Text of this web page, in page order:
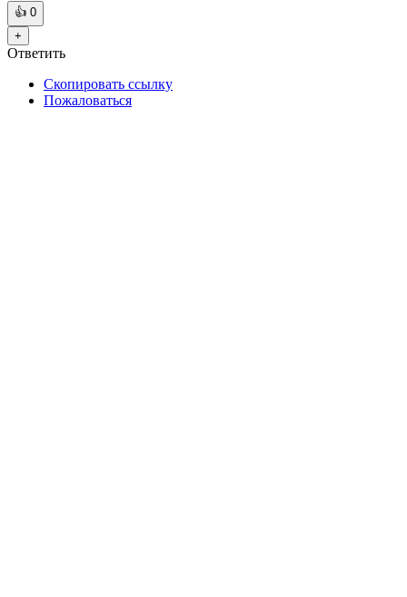
👍 0
+
Ответить
Скопировать ссылку
Пожаловаться